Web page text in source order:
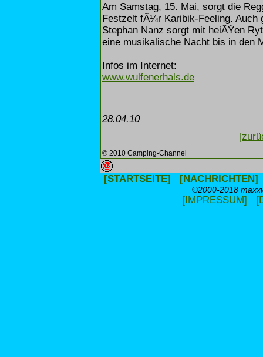
Am Samstag, 15. Mai, sorgt die
Festzelt fÃ¼r Karibik-Feeling. Auch
Stephan Nanz sorgt mit heiÃŸen
eine musikalische Nacht bis in den
Infos im Internet:
www.wulfenerhals.de
28.04.10
© 2010 Camping-Channel
[STARTSEITE] [NACHRICHTEN]
©2000-2018
[IMPRESSUM]